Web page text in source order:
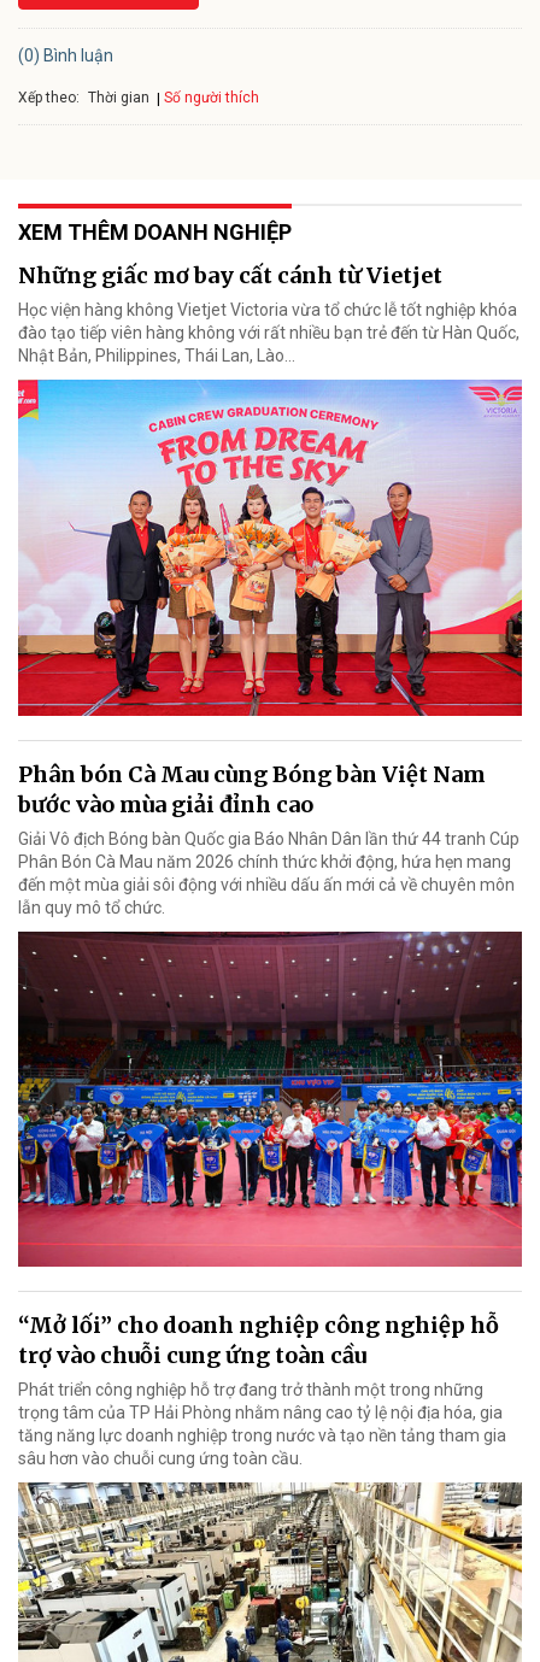
(0) Bình luận
Xếp theo: Thời gian Số người thích
XEM THÊM DOANH NGHIỆP
Những giấc mơ bay cất cánh từ Vietjet
Học viện hàng không Vietjet Victoria vừa tổ chức lễ tốt nghiệp khóa
đào tạo tiếp viên hàng không với rất nhiều bạn trẻ đến từ Hàn Quốc,
Nhật Bản, Philippines, Thái Lan, Lào…
Phân bón Cà Mau cùng Bóng bàn Việt Nam
bước vào mùa giải đỉnh cao
Giải Vô địch Bóng bàn Quốc gia Báo Nhân Dân lần thứ 44 tranh Cúp
Phân Bón Cà Mau năm 2026 chính thức khởi động, hứa hẹn mang
đến một mùa giải sôi động với nhiều dấu ấn mới cả về chuyên môn
lẫn quy mô tổ chức.
“Mở lối” cho doanh nghiệp công nghiệp hỗ
trợ vào chuỗi cung ứng toàn cầu
Phát triển công nghiệp hỗ trợ đang trở thành một trong những
trọng tâm của TP Hải Phòng nhằm nâng cao tỷ lệ nội địa hóa, gia
tăng năng lực doanh nghiệp trong nước và tạo nền tảng tham gia
sâu hơn vào chuỗi cung ứng toàn cầu.